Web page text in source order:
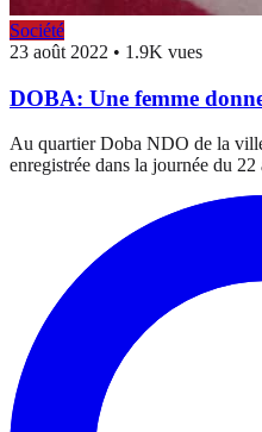
Société
23 août 2022 • 1.9K vues
DOBA: Une femme
Au quartier Doba NDO de la
enregistrée dans la journée du